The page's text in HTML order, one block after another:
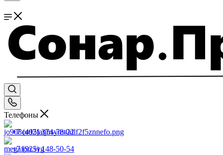
Телефоны
+7 (495) 374-78-22
+7 (925) 148-50-54